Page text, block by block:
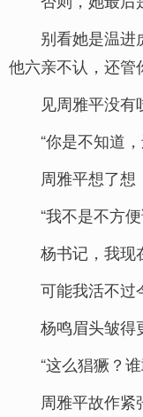
别看她是温进
他六亲不认，还管
见周雅平没有
“你是不知道
周雅平想了想
“我不是不方
杨书记，我现
可能我活不过
杨鸣眉头皱得
“这么猖獗？
周雅平故作紧